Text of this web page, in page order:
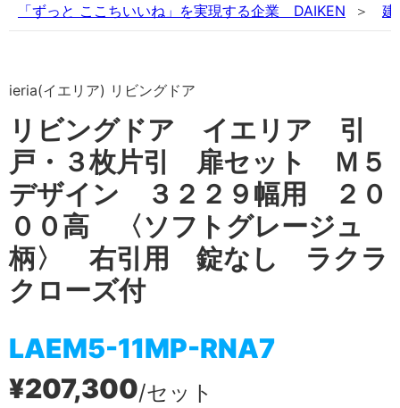
「ずっと ここちいいね」を実現する企業 DAIKEN 建
ieria(イエリア) リビングドア
リビングドア イエリア 引
戸・３枚片引 扉セット Ｍ５
デザイン ３２２９幅用 ２０
００高 〈ソフトグレージュ
柄〉 右引用 錠なし ラクラ
クローズ付
LAEM5-11MP-RNA7
¥207,300/セット